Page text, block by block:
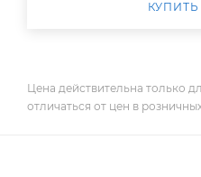
КУПИТЬ
Цена действительна только
отличаться от цен в